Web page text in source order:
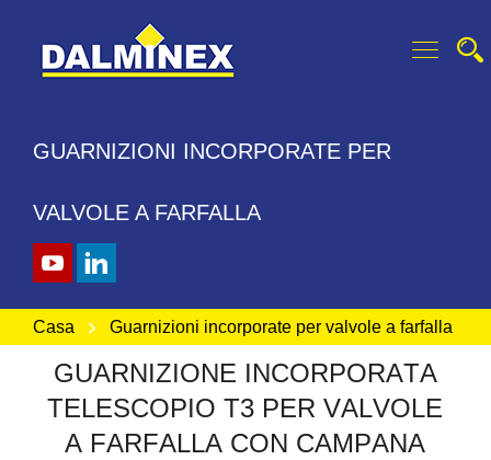
GUARNIZIONI INCORPORATE PER
VALVOLE A FARFALLA
Casa Guarnizioni incorporate per valvole a farfalla
GUARNIZIONE INCORPORATA
TELESCOPIO T3 PER VALVOLE
A FARFALLA CON CAMPANA